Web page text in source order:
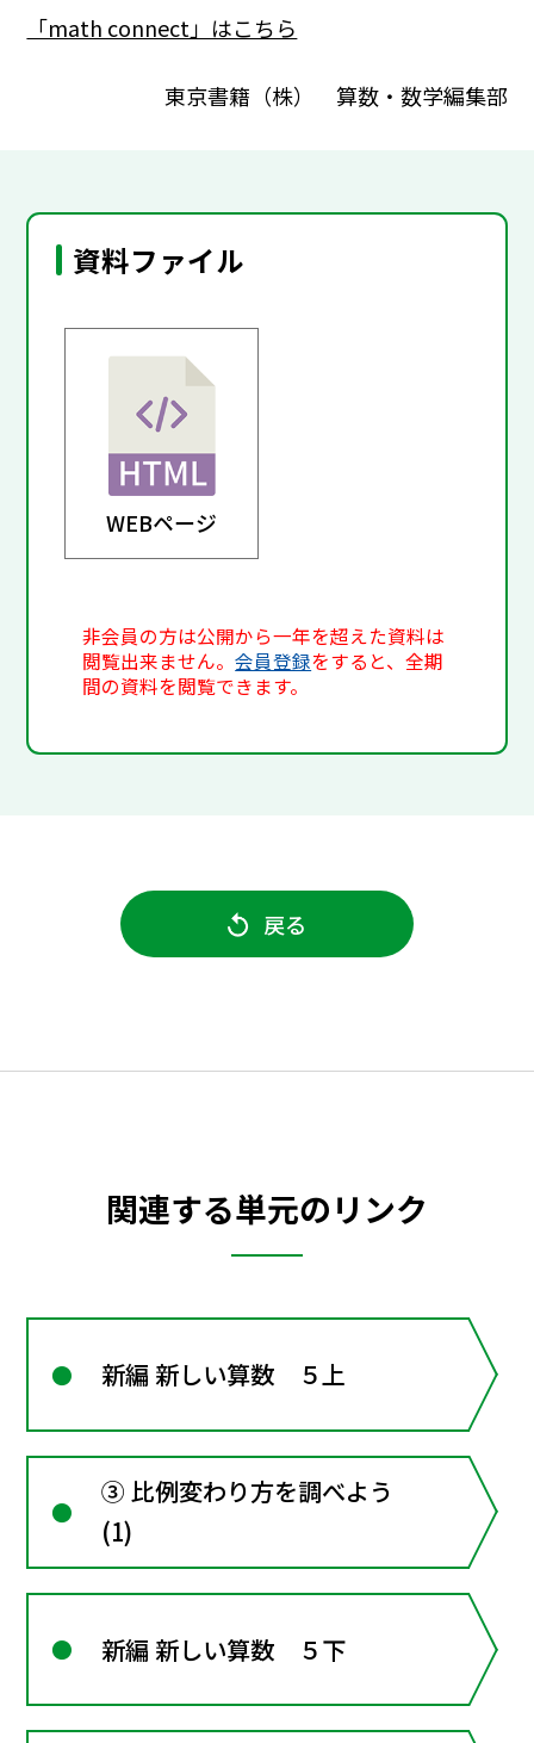
「math connect」はこちら
東京書籍（株） 算数・数学編集部
資料ファイル
WEBページ
非会員の方は公開から一年を超えた資料は
閲覧出来ません。会員登録をすると、全期
間の資料を閲覧できます。
戻る
関連する単元のリンク
新編 新しい算数 ５上
③ 比例変わり方を調べよう
(1)
新編 新しい算数 ５下